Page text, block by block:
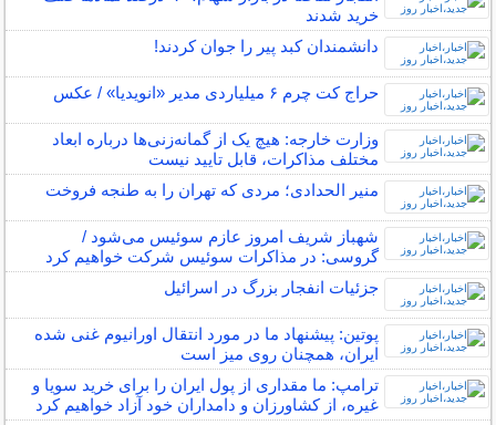
خرید شدند
دانشمندان کبد پیر را جوان کردند!
حراج کت چرم ۶ میلیاردی مدیر «انویدیا» / عکس
وزارت خارجه: هیچ یک از گمانه‌زنی‌ها درباره ابعاد
مختلف مذاکرات، قابل تایید نیست
منیر الحدادی؛ مردی که تهران را به طنجه فروخت
شهباز شریف امروز عازم سوئیس می‌شود /
گروسی: در مذاکرات سوئیس شرکت خواهیم کرد
جزئیات انفجار بزرگ در اسرائیل
پوتین: پیشنهاد ما در مورد انتقال اورانیوم غنی شده
ایران، همچنان روی میز است
ترامپ: ما مقداری از پول ایران را برای خرید سویا و
غیره، از کشاورزان و دامداران خود آزاد خواهیم کرد